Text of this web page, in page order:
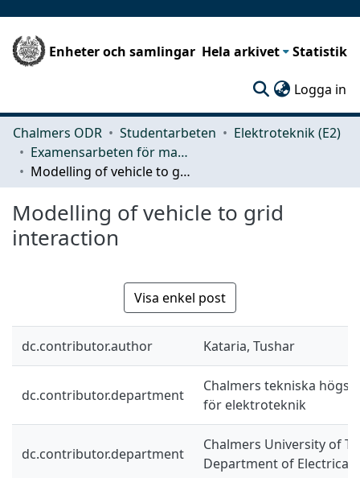
Enheter och samlingar Hela arkivet Statistik
Logga in
Chalmers ODR Studentarbeten
Elektroteknik (E2)
Examensarbeten för masterexamen
Modelling of vehicle to grid interaction
Modelling of vehicle to grid
interaction
Visa enkel post
dc.contributor.author Kataria, Tushar
dc.contributor.department
Chalmers tekniska
för elektroteknik
dc.contributor.department
Chalmers University of
Department of Electrical